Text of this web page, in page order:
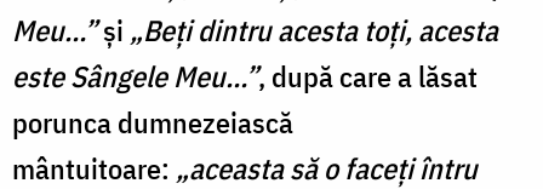
Meu…”și „Beți dintru acesta toți, acesta
este Sângele Meu…”, după care a lăsat
porunca dumnezeiască
mântuitoare: „aceasta să o faceți întru